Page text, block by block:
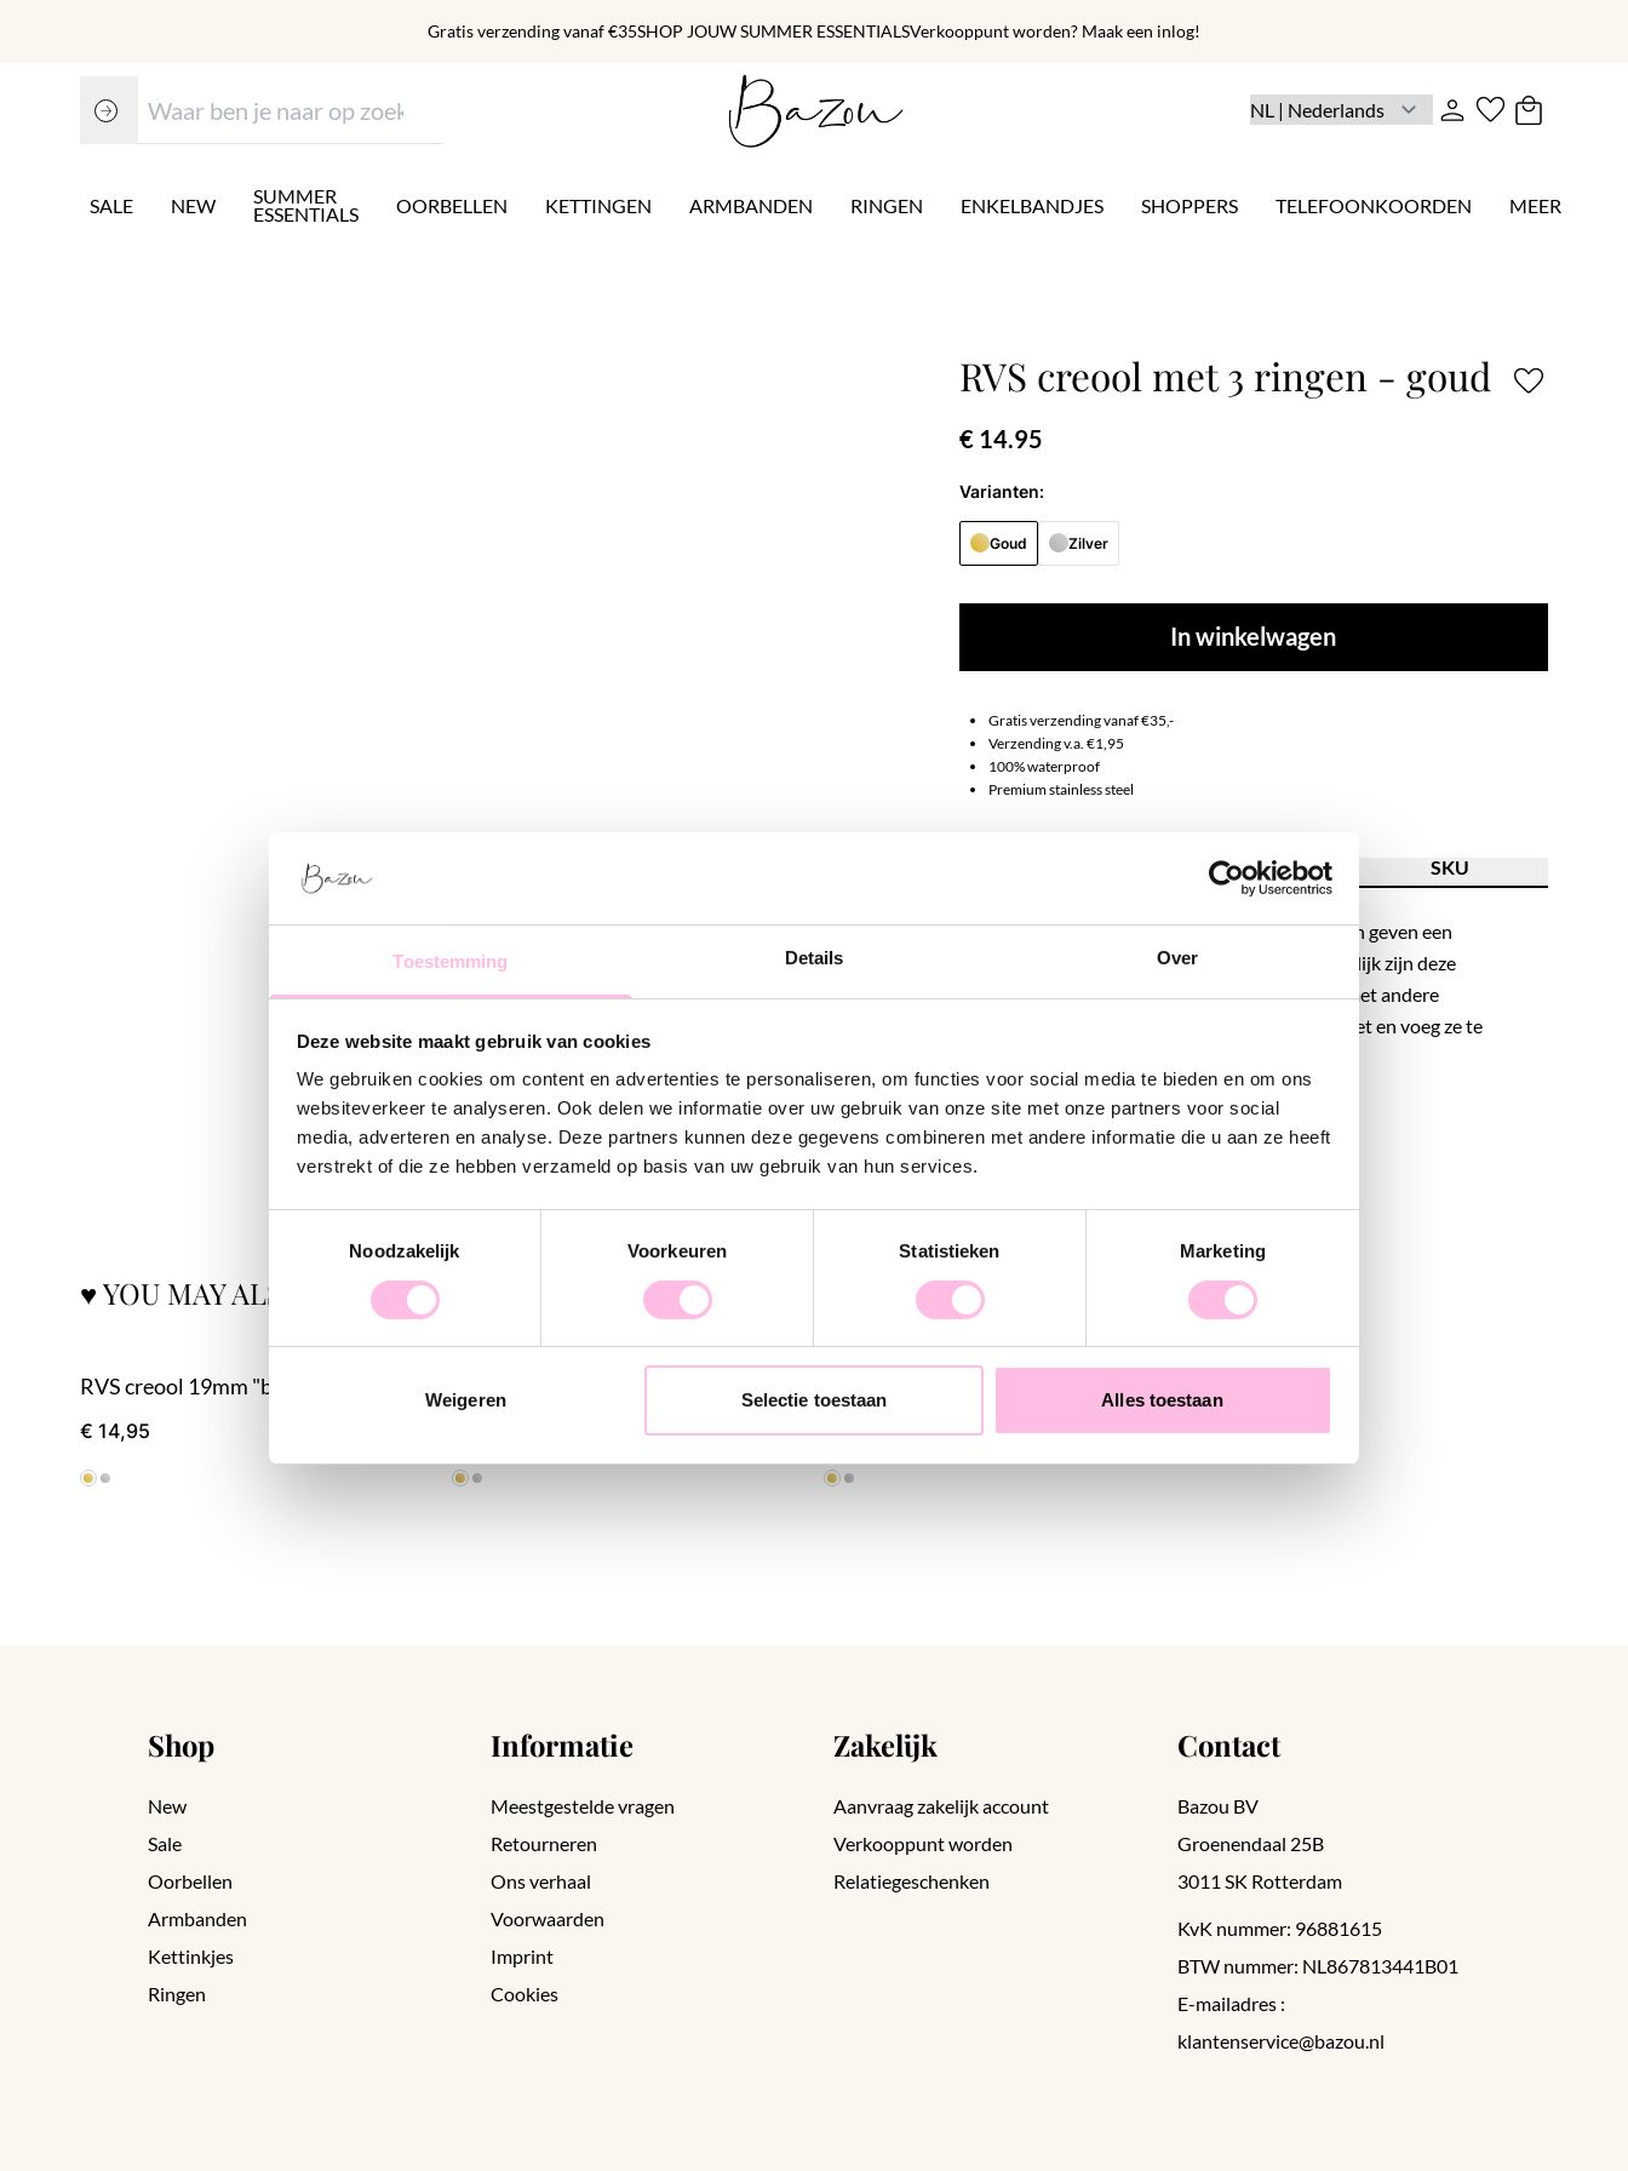
Toestemming Details Over
Deze website maakt gebruik van cookies
We gebruiken cookies om content en advertenties te personaliseren, om functies voor social media te bieden en om ons
websiteverkeer te analyseren. Ook delen we informatie over uw gebruik van onze site met onze partners voor social
media, adverteren en analyse. Deze partners kunnen deze gegevens combineren met andere informatie die u aan ze heeft
verstrekt of die ze hebben verzameld op basis van uw gebruik van hun services.
Noodzakelijk
Voorkeuren Statistieken Marketing
Weigeren Selectie toestaan Alles toestaan
Gratis verzending vanaf €35SHOP JOUW SUMMER ESSENTIALSVerkooppunt worden? Maak een inlog!
SALE NEW SUMMER
ESSENTIALS OORBELLEN KETTINGEN ARMBANDEN RINGEN ENKELBANDJES SHOPPERS TELEFOONKOORDEN MEER
RVS creool met 3 ringen - goud
€ 14.95
Varianten:
Goud Zilver
In winkelwagen
Gratis verzending vanaf €35,-
Verzending v.a. €1,95
100% waterproof
Premium stainless steel
Kenmerk SKU
Wil je graag on-trend de deur uit? Deze oorbellen geven een
extra dimensie aan je outfit. Door het basic uiterlijk zijn deze
oorringen erg leuk en makkelijk te combineren met andere
gelaagde oorbellen. Maak jouw earparty compleet en voeg ze te
♥ YOU MAY ALSO LOVE...
RVS creool 19mm "breed" - goud
€ 14,95 € 9,95
Shop
New
Sale
Oorbellen
Armbanden
Kettinkjes
Ringen
Informatie
Meestgestelde vragen
Retourneren
Ons verhaal
Voorwaarden
Imprint
Cookies
Zakelijk
Aanvraag zakelijk account
Verkooppunt worden
Relatiegeschenken
Contact
Bazou BV
Groenendaal 25B
3011 SK Rotterdam
KvK nummer: 96881615
BTW nummer: NL867813441B01
E-mailadres :
klantenservice@bazou.nl